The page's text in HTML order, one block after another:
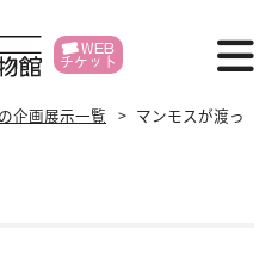
WEB
チケット
館紹介
企画展示一覧
マンモスが渡っ